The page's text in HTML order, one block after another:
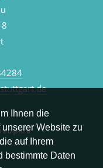
Ihnen die
Website zu
auf Ihrem
bestimmte Daten